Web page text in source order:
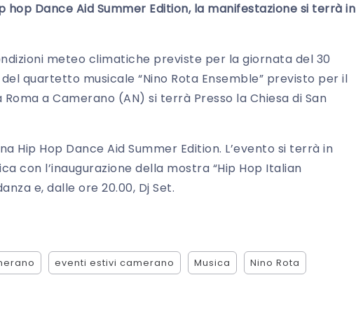
Dance Aid Summer Edition, la manifestazione si terrà in
meteo climatiche previste per la giornata del 30
quartetto musicale “Nino Rota Ensemble” previsto per il
Roma a Camerano (AN) si terrà Presso la Chiesa di San
Hip Hop Dance Aid Summer Edition. L’evento si terrà in
con l’inaugurazione della mostra “Hip Hop Italian
e, dalle ore 20.00, Dj Set.
eventi estivi camerano Musica Nino Rota